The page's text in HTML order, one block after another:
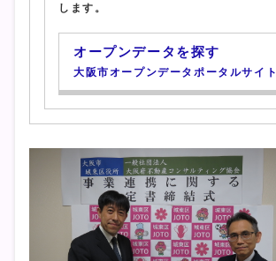
します。
オープンデータを探す
大阪市オープンデータポータルサイト